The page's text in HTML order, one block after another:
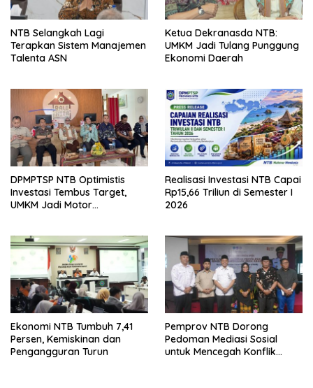
NTB Selangkah Lagi
Terapkan Sistem Manajemen
Talenta ASN
Ketua Dekranasda NTB:
UMKM Jadi Tulang Punggung
Ekonomi Daerah
DPMPTSP NTB Optimistis
Investasi Tembus Target,
UMKM Jadi Motor
Realisasi Investasi NTB Capai
Rp15,66 Triliun di Semester I
2026
Ekonomi NTB Tumbuh 7,41
Persen, Kemiskinan dan
Pengangguran Turun
Pemprov NTB Dorong
Pedoman Mediasi Sosial
untuk Mencegah Konflik